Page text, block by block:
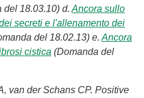
del 18.03.10) d. Ancora sullo
secreti e l'allenamento dei
del 18.02.13) e. Ancora
cistica (Domanda del
van der Schans CP. Positive